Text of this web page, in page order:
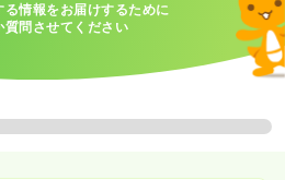
る情報をお届けするために
質問させてください